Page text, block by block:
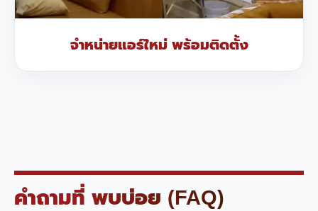
จำหน่ายแอร์ใหม่ พร้อมติดตั้ง
คำถามที่ พบบ่อย (FAQ)